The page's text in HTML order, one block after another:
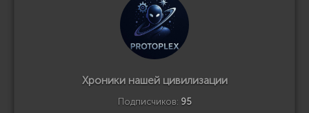
Хроники нашей цивилизации
Подписчиков: 95